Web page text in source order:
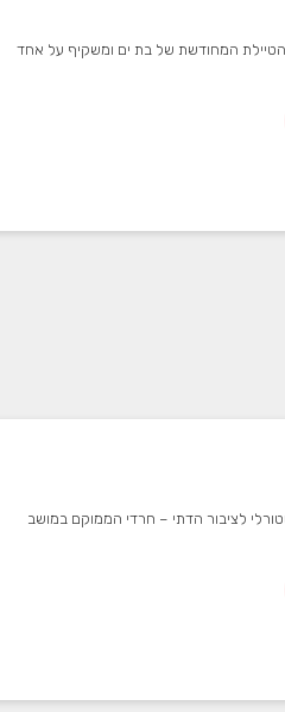
המחודשת של בת ים ומשקיף על אחד
לציבור הדתי – חרדי הממוקם במושב